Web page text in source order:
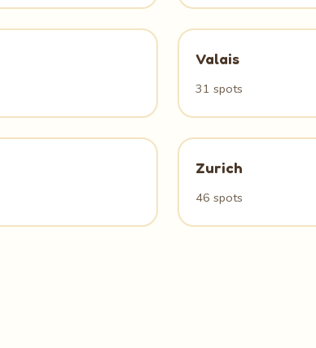
Valais
31 spots
Zurich
46 spots